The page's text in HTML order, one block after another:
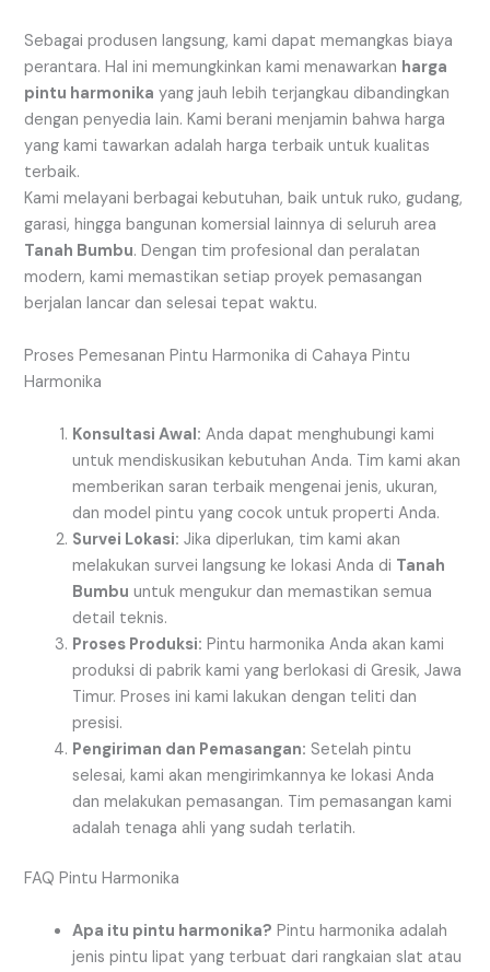
Sebagai produsen langsung, kami dapat memangkas biaya
perantara. Hal ini memungkinkan kami menawarkan harga
pintu harmonika yang jauh lebih terjangkau dibandingkan
dengan penyedia lain. Kami berani menjamin bahwa harga
yang kami tawarkan adalah harga terbaik untuk kualitas
terbaik.
Kami melayani berbagai kebutuhan, baik untuk ruko, gudang,
garasi, hingga bangunan komersial lainnya di seluruh area
Tanah Bumbu. Dengan tim profesional dan peralatan
modern, kami memastikan setiap proyek pemasangan
berjalan lancar dan selesai tepat waktu.
Proses Pemesanan Pintu Harmonika di Cahaya Pintu
Harmonika
Konsultasi Awal: Anda dapat menghubungi kami
untuk mendiskusikan kebutuhan Anda. Tim kami akan
memberikan saran terbaik mengenai jenis, ukuran,
dan model pintu yang cocok untuk properti Anda.
Survei Lokasi: Jika diperlukan, tim kami akan
melakukan survei langsung ke lokasi Anda di Tanah
Bumbu untuk mengukur dan memastikan semua
detail teknis.
Proses Produksi: Pintu harmonika Anda akan kami
produksi di pabrik kami yang berlokasi di Gresik, Jawa
Timur. Proses ini kami lakukan dengan teliti dan
presisi.
Pengiriman dan Pemasangan: Setelah pintu
selesai, kami akan mengirimkannya ke lokasi Anda
dan melakukan pemasangan. Tim pemasangan kami
adalah tenaga ahli yang sudah terlatih.
FAQ Pintu Harmonika
Apa itu pintu harmonika? Pintu harmonika adalah
jenis pintu lipat yang terbuat dari rangkaian slat atau